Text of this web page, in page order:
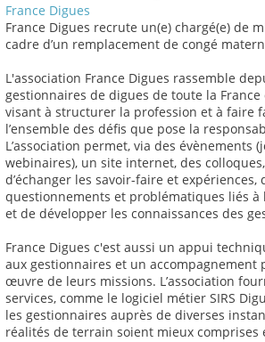
France Digues
France Digues recrute un(e) chargé(e) de
cadre d’un remplacement de congé
L'association France Digues rassemble
gestionnaires de digues de toute la
visant à structurer la profession et à faire
l’ensemble des défis que pose la
L’association permet, via des évènements
webinaires), un site internet, des
d’échanger les savoir-faire et expériences,
questionnements et problématiques liés à
et de développer les connaissances des
France Digues c'est aussi un appui
aux gestionnaires et un accompagnement
œuvre de leurs missions. L’association
services, comme le logiciel métier SIRS
les gestionnaires auprès de diverses
réalités de terrain soient mieux comprises